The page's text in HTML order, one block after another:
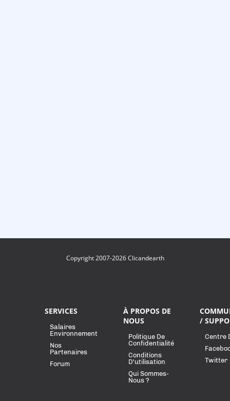
Copyright 2007-2026 Clicandearth
SERVICES
Salaires
Environnement
Nos
Partenaires
Forum
À PROPOS DE
NOUS
Politique De
Confidentialité
Conditions
D'utilisation
Qui Sommes-
Nous ?
/
Centre
Twitter